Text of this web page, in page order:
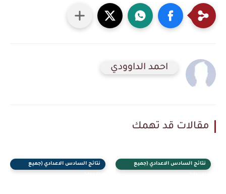
احمد الداوودي
مقالات قد تهمك
نتائج السادس الاعدادي (جميع
نتائج السادس الاعدادي (جميع